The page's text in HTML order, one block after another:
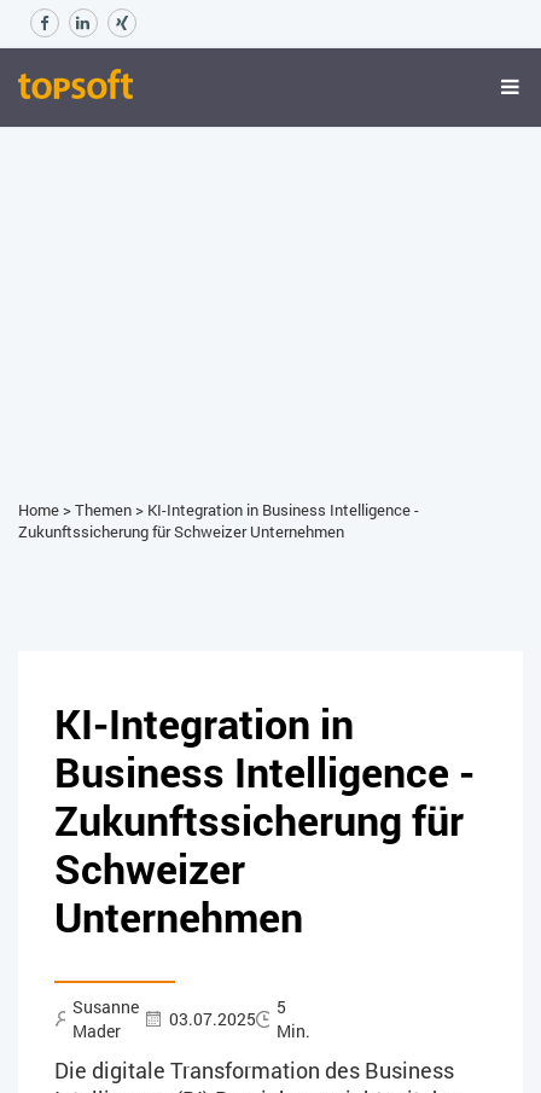
Home>Themen> KI-Integration in Business Intelligence -
Zukunftssicherung für Schweizer Unternehmen
KI-Integration in
Business Intelligence -
Zukunftssicherung für
Schweizer
Unternehmen
Susanne
Mader
03.07.2025
5
Min.
Die digitale Transformation des Business